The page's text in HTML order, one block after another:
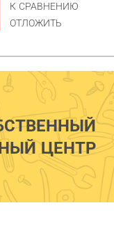
К СРАВНЕНИЮ
ОТЛОЖИТЬ
ЦЕНТР